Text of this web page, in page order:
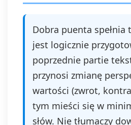
Dobra puenta spełnia
jest logicznie
poprzednie partie
przynosi zmianę
wartości (zwrot,
tym mieści się w
słów. Nie tłumaczy